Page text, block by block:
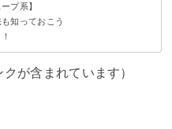
プ系】
知っておこう
が含まれています）